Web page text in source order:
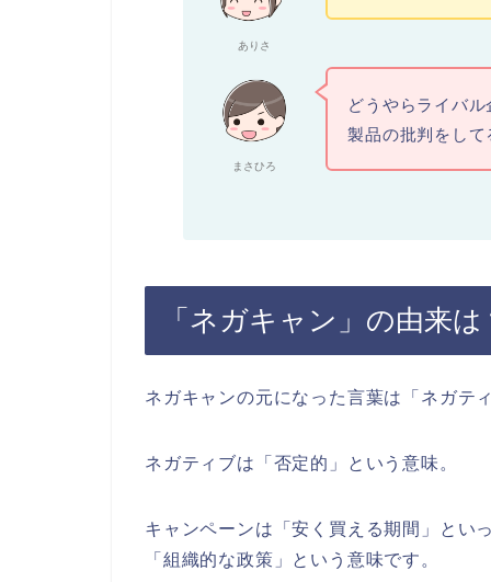
ありさ
まさひろ
どうやらライバ
製品の批判をして
「ネガキャン」の由来は
ネガキャンの元になった言葉は「ネガテ
ネガティブは「否定的」という意味。
キャンペーンは「安く買える期間」とい
「組織的な政策」という意味です。